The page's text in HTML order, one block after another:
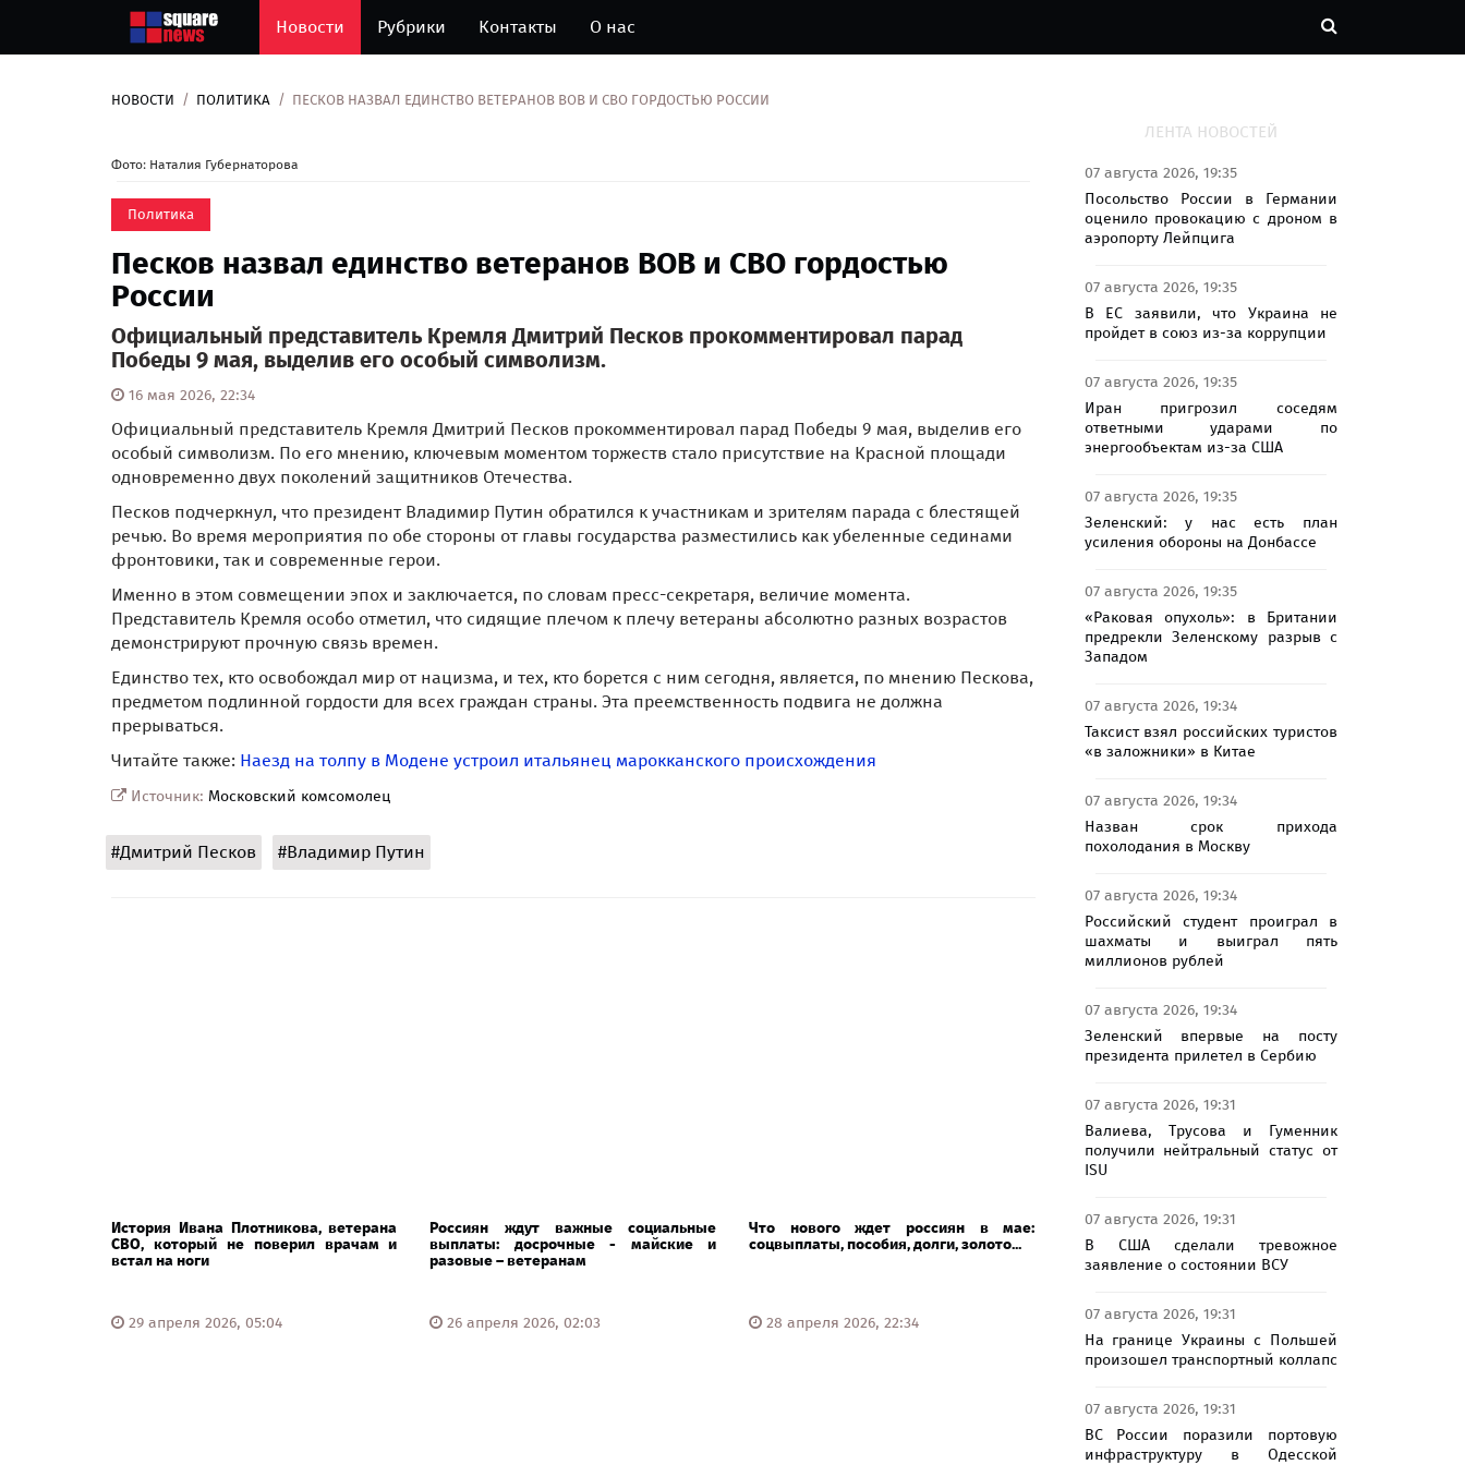
Новости Рубрики Контакты О нас
НОВОСТИ ПОЛИТИКА ПЕСКОВ НАЗВАЛ ЕДИНСТВО ВЕТЕРАНОВ ВОВ И СВО ГОРДОСТЬЮ РОССИИ
Фото: Наталия Губернаторова
Политика
Песков назвал единство ветеранов ВОВ и СВО гордостью
России
Официальный представитель Кремля Дмитрий Песков прокомментировал парад
Победы 9 мая, выделив его особый символизм.
16 мая 2026, 22:34
Официальный представитель Кремля Дмитрий Песков прокомментировал парад Победы 9 мая, выделив его
особый символизм. По его мнению, ключевым моментом торжеств стало присутствие на Красной площади
одновременно двух поколений защитников Отечества.
Песков подчеркнул, что президент Владимир Путин обратился к участникам и зрителям парада с блестящей
речью. Во время мероприятия по обе стороны от главы государства разместились как убеленные сединами
фронтовики, так и современные герои.
Именно в этом совмещении эпох и заключается, по словам пресс-секретаря, величие момента.
Представитель Кремля особо отметил, что сидящие плечом к плечу ветераны абсолютно разных возрастов
демонстрируют прочную связь времен.
Единство тех, кто освобождал мир от нацизма, и тех, кто борется с ним сегодня, является, по мнению Пескова,
предметом подлинной гордости для всех граждан страны. Эта преемственность подвига не должна
прерываться.
Читайте также: Наезд на толпу в Модене устроил итальянец марокканского происхождения
Источник: Московский комсомолец
#Дмитрий Песков #Владимир Путин
История Ивана Плотникова, ветерана
СВО, который не поверил врачам и
встал на ноги
29 апреля 2026, 05:04
Россиян ждут важные социальные
выплаты: досрочные - майские и
разовые – ветеранам
26 апреля 2026, 02:03
Что нового ждет россиян в мае:
соцвыплаты, пособия, долги, золото...
28 апреля 2026, 22:34
ЛЕНТА НОВОСТЕЙ
07 августа 2026, 19:35
Посольство России в Германии
оценило провокацию с дроном в
аэропорту Лейпцига
07 августа 2026, 19:35
В ЕС заявили, что Украина не
пройдет в союз из-за коррупции
07 августа 2026, 19:35
Иран пригрозил соседям
ответными ударами по
энергообъектам из-за США
07 августа 2026, 19:35
Зеленский: у нас есть план
усиления обороны на Донбассе
07 августа 2026, 19:35
«Раковая опухоль»: в Британии
предрекли Зеленскому разрыв с
Западом
07 августа 2026, 19:34
Таксист взял российских туристов
«в заложники» в Китае
07 августа 2026, 19:34
Назван срок прихода
похолодания в Москву
07 августа 2026, 19:34
Российский студент проиграл в
шахматы и выиграл пять
миллионов рублей
07 августа 2026, 19:34
Зеленский впервые на посту
президента прилетел в Сербию
07 августа 2026, 19:31
Валиева, Трусова и Гуменник
получили нейтральный статус от
ISU
07 августа 2026, 19:31
В США сделали тревожное
заявление о состоянии ВСУ
07 августа 2026, 19:31
На границе Украины с Польшей
произошел транспортный коллапс
07 августа 2026, 19:31
ВС России поразили портовую
инфраструктуру в Одесской